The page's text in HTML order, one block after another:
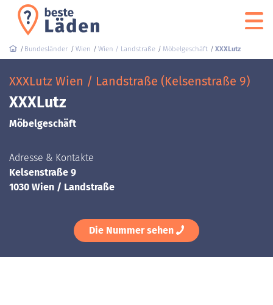
Bundesländer Wien Wien / Landstraße Möbelgeschäft XXXLutz
XXXLutz Wien / Landstraße (Kelsenstraße 9)
XXXLutz
Möbelgeschäft
Adresse & Kontakte
Kelsenstraße 9
1030 Wien / Landstraße
Die Nummer sehen